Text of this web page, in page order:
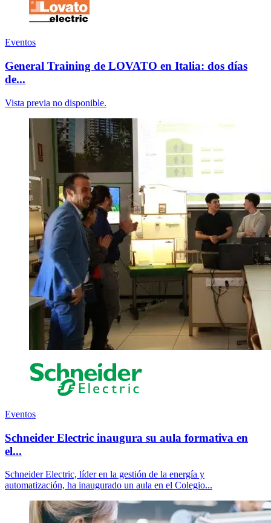
Eventos
General Training de LOVATO en Italia: dos días
de...
Vista previa no disponible.
Eventos
Schneider Electric inaugura su aula formativa en
el...
Schneider Electric, líder en la gestión de la energía y
automatización, ha inaugurado un aula en el Colegio...